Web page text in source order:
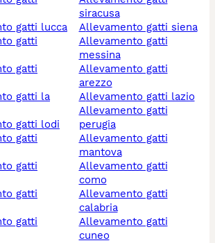
gatti lucca
gatti lodi
siracusa
allevamento gatti siena
allevamento gatti
messina
allevamento gatti
arezzo
allevamento gatti lazio
allevamento gatti
perugia
allevamento gatti
mantova
allevamento gatti
como
allevamento gatti
calabria
allevamento gatti
cuneo